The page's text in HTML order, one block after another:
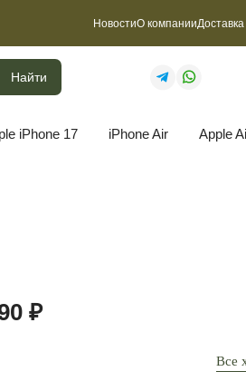
НовостиО компании
Найти
iPhone 17 iPhone Air Apple
₽
Все